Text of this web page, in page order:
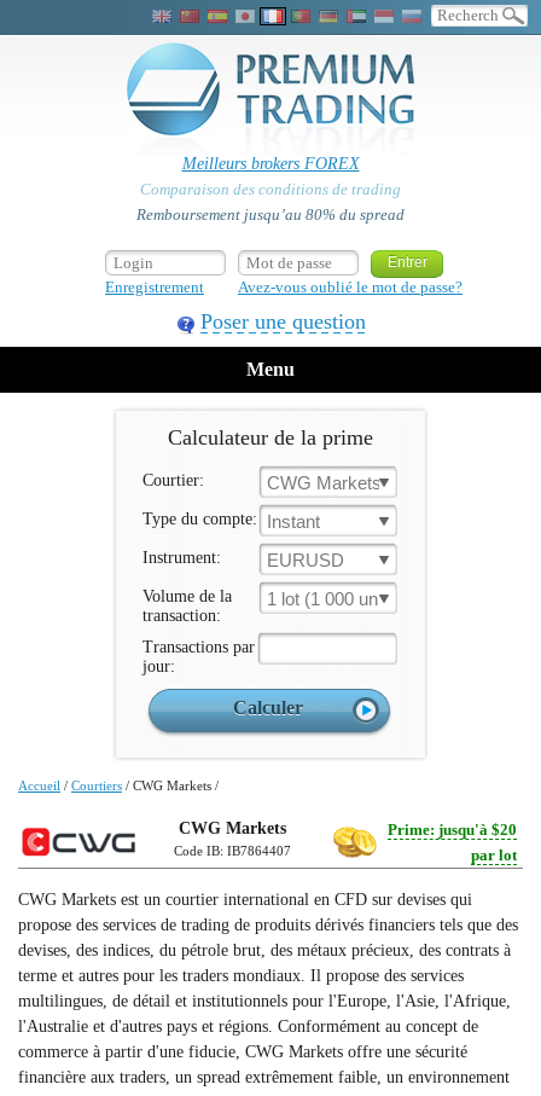
Meilleurs brokers FOREX
Comparaison des conditions de trading
Remboursement jusqu’au 80% du spread
Enregistrement Avez-vous oublié le mot de passe?
Poser une question
Menu
Calculateur de la prime
Courtier: CWG Markets
Type du compte: Instant
Instrument: EURUSD
Volume de la
transaction:
1 lot (1 000 un.)
Transactions par
jour:
Accueil / Courtiers / CWG Markets /
CWG Markets
Code IB: IB7864407
Prime: jusqu'à $20
par lot
CWG Markets est un courtier international en CFD sur devises qui
propose des services de trading de produits dérivés financiers tels que des
devises, des indices, du pétrole brut, des métaux précieux, des contrats à
terme et autres pour les traders mondiaux. Il propose des services
multilingues, de détail et institutionnels pour l'Europe, l'Asie, l'Afrique,
l'Australie et d'autres pays et régions. Conformément au concept de
commerce à partir d'une fiducie, CWG Markets offre une sécurité
financière aux traders, un spread extrêmement faible, un environnement